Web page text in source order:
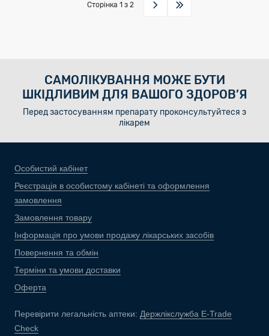
Сторінка 1 з 2
САМОЛІКУВАННЯ МОЖЕ БУТИ
ШКІДЛИВИМ ДЛЯ ВАШОГО ЗДОРОВ’Я
Перед застосуванням препарату проконсультуйтеся з
лікарем
Особистий кабінет
Реєстрація в особистому кабінеті та оформлення
замовлення
Замовлення товару
Інформація про умови продажу лікарських засобів
Повернення та обмін
Терміни та умови доставки
Оферта
Перевірити легальність аптеки: Держлікслужба E-Trade
Check